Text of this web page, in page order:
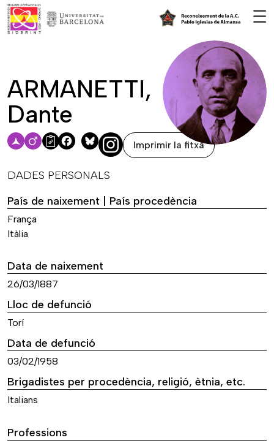
☰
ARMANETTI,
Dante
Facebook
Bluesky Imprimir la fitxa
DADES PERSONALS
País de naixement | País procedència
França
Itàlia
Data de naixement
26/03/1887
Lloc de defunció
Torí
Data de defunció
03/02/1958
Brigadistes per procedència, religió, ètnia, etc.
Italians
Professions